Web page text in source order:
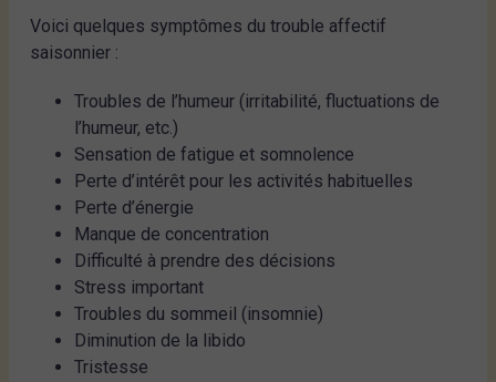
Voici quelques symptômes du trouble affectif
saisonnier :
Troubles de l’humeur (irritabilité, fluctuations de
l’humeur, etc.)
Sensation de fatigue et somnolence
Perte d’intérêt pour les activités habituelles
Perte d’énergie
Manque de concentration
Difficulté à prendre des décisions
Stress important
Troubles du sommeil (insomnie)
Diminution de la libido
Tristesse